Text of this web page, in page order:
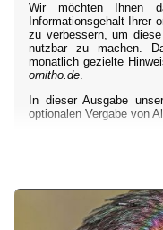
Wir möchten Ihnen
Informationsgehalt Ihrer
zu verbessern, um
nutzbar zu machen.
monatlich gezielte
ornitho.de.
In dieser Ausgabe
optionalen Vergabe von